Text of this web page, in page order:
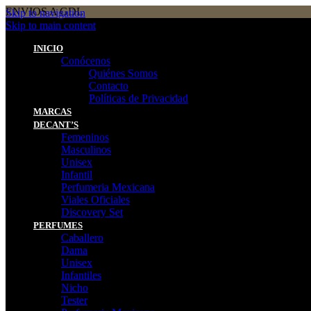
Skip to navigation
Skip to main content
Eres de GDL Utiliza el método CASABLANCA
ENVIOS A GDL
INICIO
Conócenos
Quiénes Somos
Contacto
Políticas de Privacidad
MARCAS
DECANT’S
Femeninos
Masculinos
Unisex
Infantil
Perfumeria Mexicana
Viales Oficiales
Discovery Set
PERFUMES
Caballero
Dama
Unisex
Infantiles
Nicho
Tester